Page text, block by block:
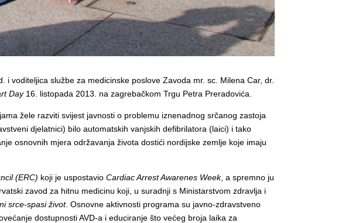
voditeljica službe za medicinske poslove Zavoda mr. sc. Milena Car, dr.
Day16. listopada 2013. na zagrebačkom Trgu Petra Preradovića.
žele razviti svijest javnosti o problemu iznenadnog srčanog zastoja
djelatnici) bilo automatskih vanjskih defibrilatora (laici) i tako
osnovnih mjera održavanja života dostići nordijske zemlje koje imaju
(ERC) koji je uspostavio Cardiac Arrest Awarenes Week, a spremno ju
zavod za hitnu medicinu koji, u suradnji s Ministarstvom zdravlja i
srce-spasi život. Osnovne aktivnosti programa su javno-zdravstveno
dostupnosti AVD-a i educiranje što većeg broja laika za